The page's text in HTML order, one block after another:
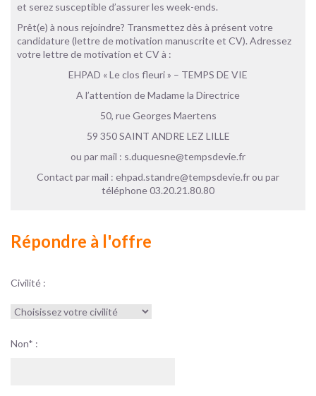
et serez susceptible d’assurer les week-ends.
Prêt(e) à nous rejoindre? Transmettez dès à présent votre
candidature (lettre de motivation manuscrite et CV). Adressez
votre lettre de motivation et CV à :
EHPAD « Le clos fleuri » – TEMPS DE VIE
A l’attention de Madame la Directrice
50, rue Georges Maertens
59 350 SAINT ANDRE LEZ LILLE
ou par mail : s.duquesne@tempsdevie.fr
Contact par mail : ehpad.standre@tempsdevie.fr ou par
téléphone 03.20.21.80.80
Répondre à l'offre
Civilité :
Non* :